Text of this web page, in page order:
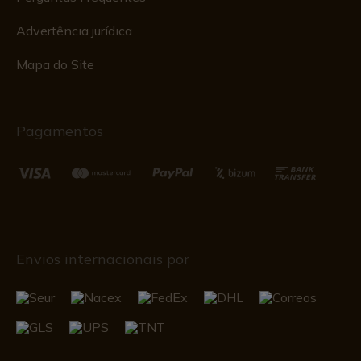
Advertência jurídica
Mapa do Site
Pagamentos
Envios internacionais por